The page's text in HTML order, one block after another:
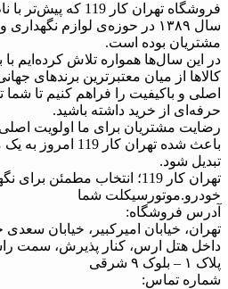
فروشگاه تهران کار
سال ۱۳۸۹ در حوزه‌ی لوازم
مشتریان بوده است.
در این سال‌ها همواره تلاش کرده‌ایم
کالاها از میان معتبرترین برندهای
اصلی و باکیفیت را فراهم کنیم تا
حرفه‌ای از خرید داشته باشید.
رضایت مشتریان برای ما اولویت
باعث شده تهران
تبدیل شود.
تهران کار 119؛ انتخاب
خودرو.موتورسیکلت شما
آدرس فروشگاه:
تهران، خیابان امیرکبیر، خیابان
داخل هتل ارس، کنار پذیرش، سمت
پلاک ۱ – بلوک ۹ شرقی
شماره تماس: